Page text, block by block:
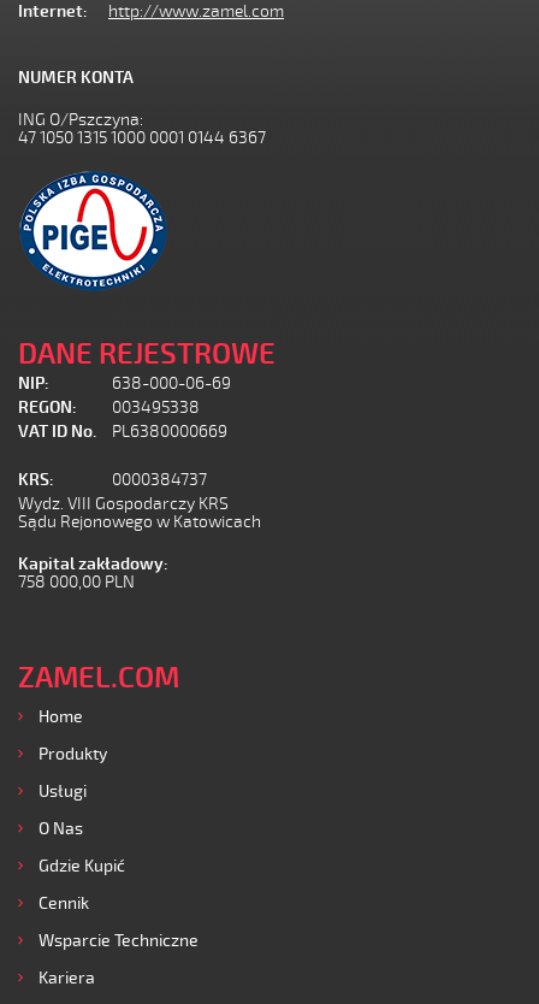
Internet:
http://www.zamel.com
NUMER KONTA
ING O/Pszczyna:
47 1050 1315 1000 0001 0144 6367
DANE REJESTROWE
NIP:
638-000-06-69
REGON:
003495338
VAT ID No.
PL6380000669
KRS:
0000384737
Wydz. VIII Gospodarczy KRS
Sądu Rejonowego w Katowicach
Kapital zakładowy:
758 000,00 PLN
ZAMEL.COM
Home
Produkty
Usługi
O Nas
Gdzie Kupić
Cennik
Wsparcie Techniczne
Kariera